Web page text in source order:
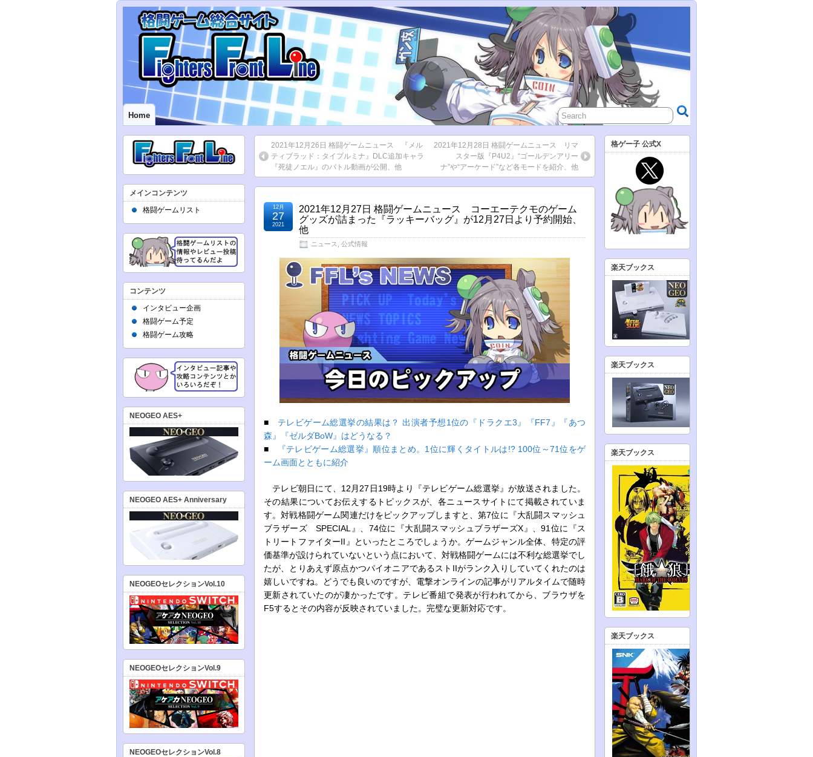
Home
2021年12月26日 格闘ゲームニュース 『メル
ティブラッド：タイプルミナ』DLC追加キャラ
『死徒ノエル』のバトル動画が公開、他
2021年12月28日 格闘ゲームニュース リマ
スター版『P4U2』“ゴールデンアリー
ナ”や“アーケード”など各モードを紹介、他
2021年12月27日 格闘ゲームニュース コーエーテクモのゲーム
グッズが詰まった『ラッキーバッグ』が12月27日より予約開始、
他
ニュース 公式情報
12月
27
2021
■ テレビゲーム総選挙の結果は？ 出演者予想1位の『ドラクエ3』『FF7』『あつ
森』『ゼルダBoW』はどうなる？
■
『テレビゲーム総選挙』順位まとめ。1位に輝くタイトルは!? 100位～71位をゲ
ーム画面とともに紹介
テレビ朝日にて、12月27日19時より『テレビゲーム総選挙』が放送されました。
その結果についてお伝えするトピックスが、各ニュースサイトにて掲載されていま
す。対戦格闘ゲーム関連だけをピックアップしますと、第7位に『大乱闘スマッシュ
ブラザーズ SPECIAL』、74位に『大乱闘スマッシュブラザーズX』、91位に『ス
トリートファイターII』といったところでしょうか。ゲームジャンル全体、特定の評
価基準が設けられていないという点において、対戦格闘ゲームには不利な総選挙でし
たが、とりあえず原点かつパイオニアであるストIIがランク入りしていてくれたのは
嬉しいですね。どうでも良いのですが、電撃オンラインの記事がリアルタイムで随時
更新されていたのが凄かったです。テレビ番組で発表が行われてから、ブラウザを
F5するとその内容が反映されていました。完璧な更新対応です。
メインコンテンツ
格闘ゲームリスト
コンテンツ
インタビュー企画
格闘ゲーム予定
格闘ゲーム攻略
NEOGEO AES+
NEOGEO AES+ Anniversary
NEOGEOセレクションVol.10
NEOGEOセレクションVol.9
NEOGEOセレクションVol.8
格ゲー子 公式X
楽天ブックス
楽天ブックス
楽天ブックス
楽天ブックス